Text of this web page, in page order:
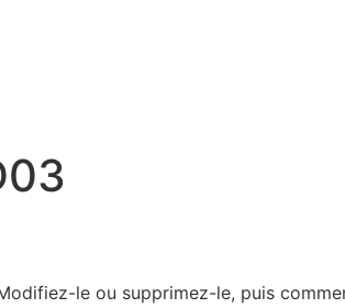
le ou supprimez-le, puis